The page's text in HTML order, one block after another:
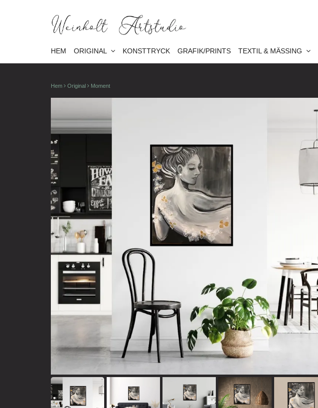
Hem Original Moment
HEM ORIGINAL KONSTTRYCK GRAFIK/PRINTS TEXTIL & MÄSSING